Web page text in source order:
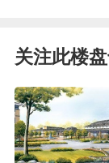
关注此楼